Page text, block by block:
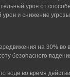
урон от
и снижение
на 30%
безопасного
воде во время